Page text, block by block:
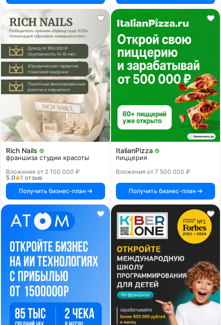
Rich Nails
франшиза студии красоты
Вложения от 2 100 000 ₽
5.0
1 отзыв
Получить бизнес-план
ItalianPizza
пиццерия
Вложения от 7 500 000 ₽
Получить бизнес-план